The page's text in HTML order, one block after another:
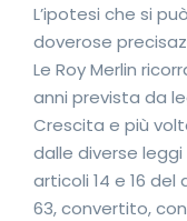
L’ipotesi che si
doverose
Le Roy Merlin
anni prevista da
Crescita e più
dalle diverse
articoli 14 e 16
63, convertito,